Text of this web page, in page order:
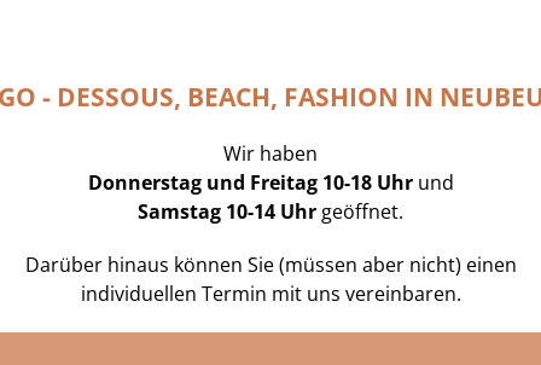
- DESSOUS, BEACH, FASHION IN
Wir haben
Donnerstag und Freitag 10-18 Uhrund
Samstag 10-14 Uhr geöffnet.
Darüber hinaus können Sie (müssen aber nicht) einen
individuellen Termin mit uns vereinbaren.